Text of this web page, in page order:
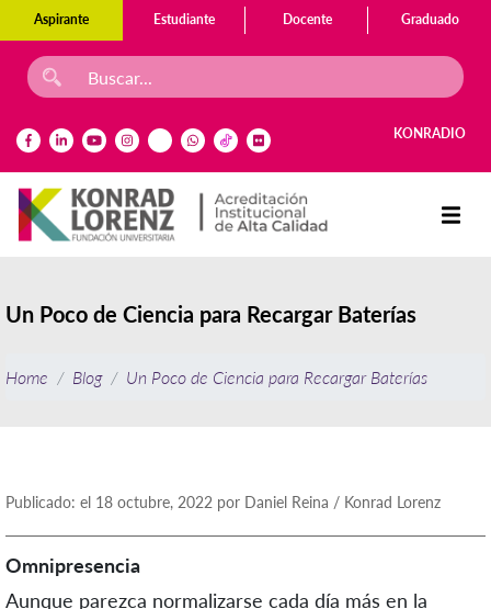
Aspirante Estudiante Docente Graduado
KONRADIO
Un Poco de Ciencia para Recargar Baterías
Home Blog Un Poco de Ciencia para Recargar Baterías
Publicado: el 18 octubre, 2022 por Daniel Reina / Konrad Lorenz
Omnipresencia
Aunque parezca normalizarse cada día más en la